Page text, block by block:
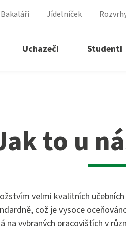
Uchazeči Studenti
sestra
služby
zdravotnictví
nutriční terapeut
Bakaláři Jídelníček
to u
velmi kvalitních
což je vysoce